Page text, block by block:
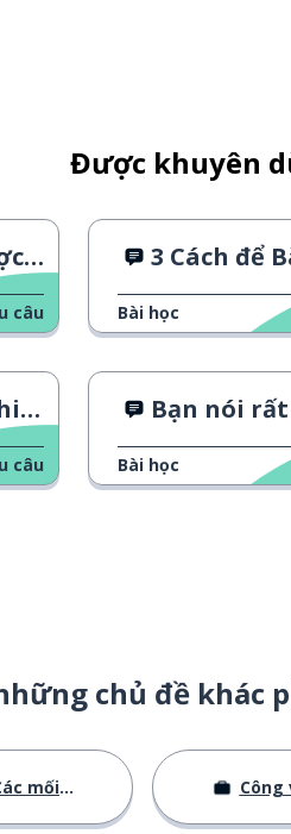
Được khuyên
câu
3 Cách để Bày
Bài học
câu
Bạn nói
Bài học
chủ đề khác
mối quan hệ Công